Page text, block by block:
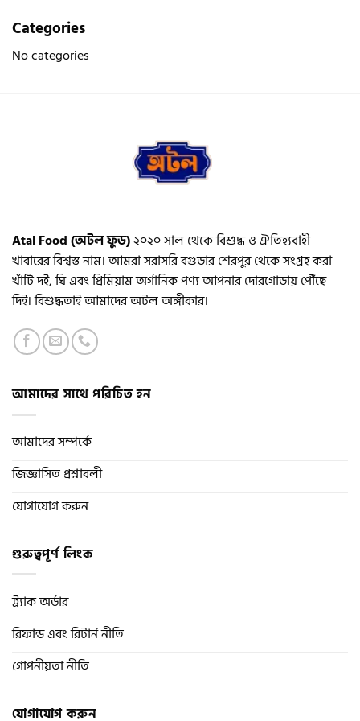
Categories
No categories
Atal Food (অটল ফুড)২০২০ সাল থেকে বিশুদ্ধ ও ঐতিহ্যবাহী
খাবারের বিশ্বস্ত নাম। আমরা সরাসরি বগুড়ার শেরপুর থেকে সংগ্রহ করা
খাঁটি দই, ঘি এবং প্রিমিয়াম অর্গানিক পণ্য আপনার দোরগোড়ায় পৌঁছে
দিই। বিশুদ্ধতাই আমাদের অটল অঙ্গীকার।
আমাদের সাথে পরিচিত হন
আমাদের সম্পর্কে
জিজ্ঞাসিত প্রশ্নাবলী
যোগাযোগ করুন
গুরুত্বপূর্ণ লিংক
ট্র্যাক অর্ডার
রিফান্ড এবং রিটার্ন নীতি
গোপনীয়তা নীতি
যোগাযোগ করুন